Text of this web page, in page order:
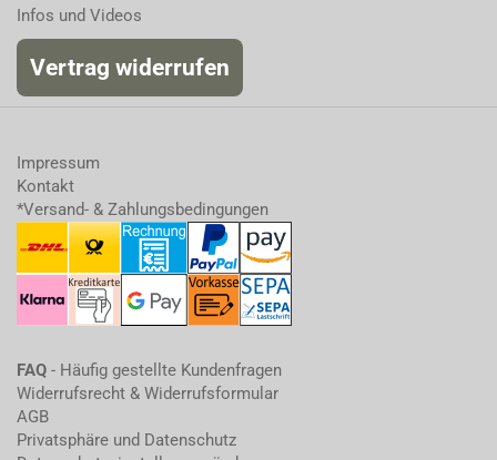
Infos und Videos
Vertrag widerrufen
Impressum
Kontakt
*Versand- & Zahlungsbedingungen
FAQ - Häufig gestellte Kundenfragen
Widerrufsrecht & Widerrufsformular
AGB
Privatsphäre und Datenschutz